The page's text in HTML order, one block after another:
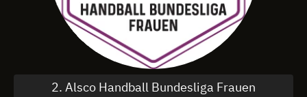
2. Alsco Handball Bundesliga Frauen